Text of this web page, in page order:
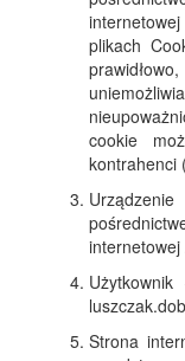
plikach
cookie
kontrahenci
Strona